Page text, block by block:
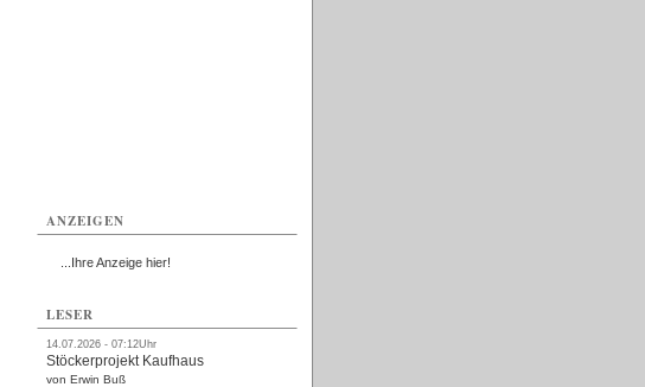
ANZEIGEN
...Ihre Anzeige hier!
LESER
14.07.2026 - 07:12Uhr
Stöckerprojekt Kaufhaus
von Erwin Buß